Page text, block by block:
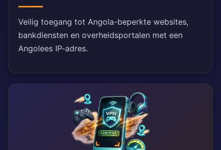
Veilig toegang tot Angola-beperkte websites,
bankdiensten en overheidsportalen met een
Angolees IP-adres.